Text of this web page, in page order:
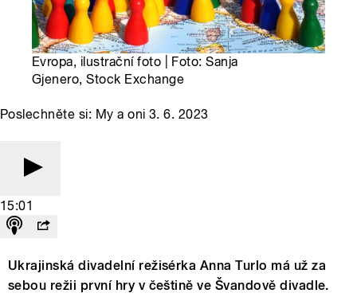
Evropa, ilustrační foto | Foto: Sanja
Gjenero, Stock Exchange
Poslechněte si: My a oni 3. 6. 2023
15:01
Ukrajinská divadelní režisérka Anna Turlo má už za
sebou režii první hry v češtině ve Švandově divadle.